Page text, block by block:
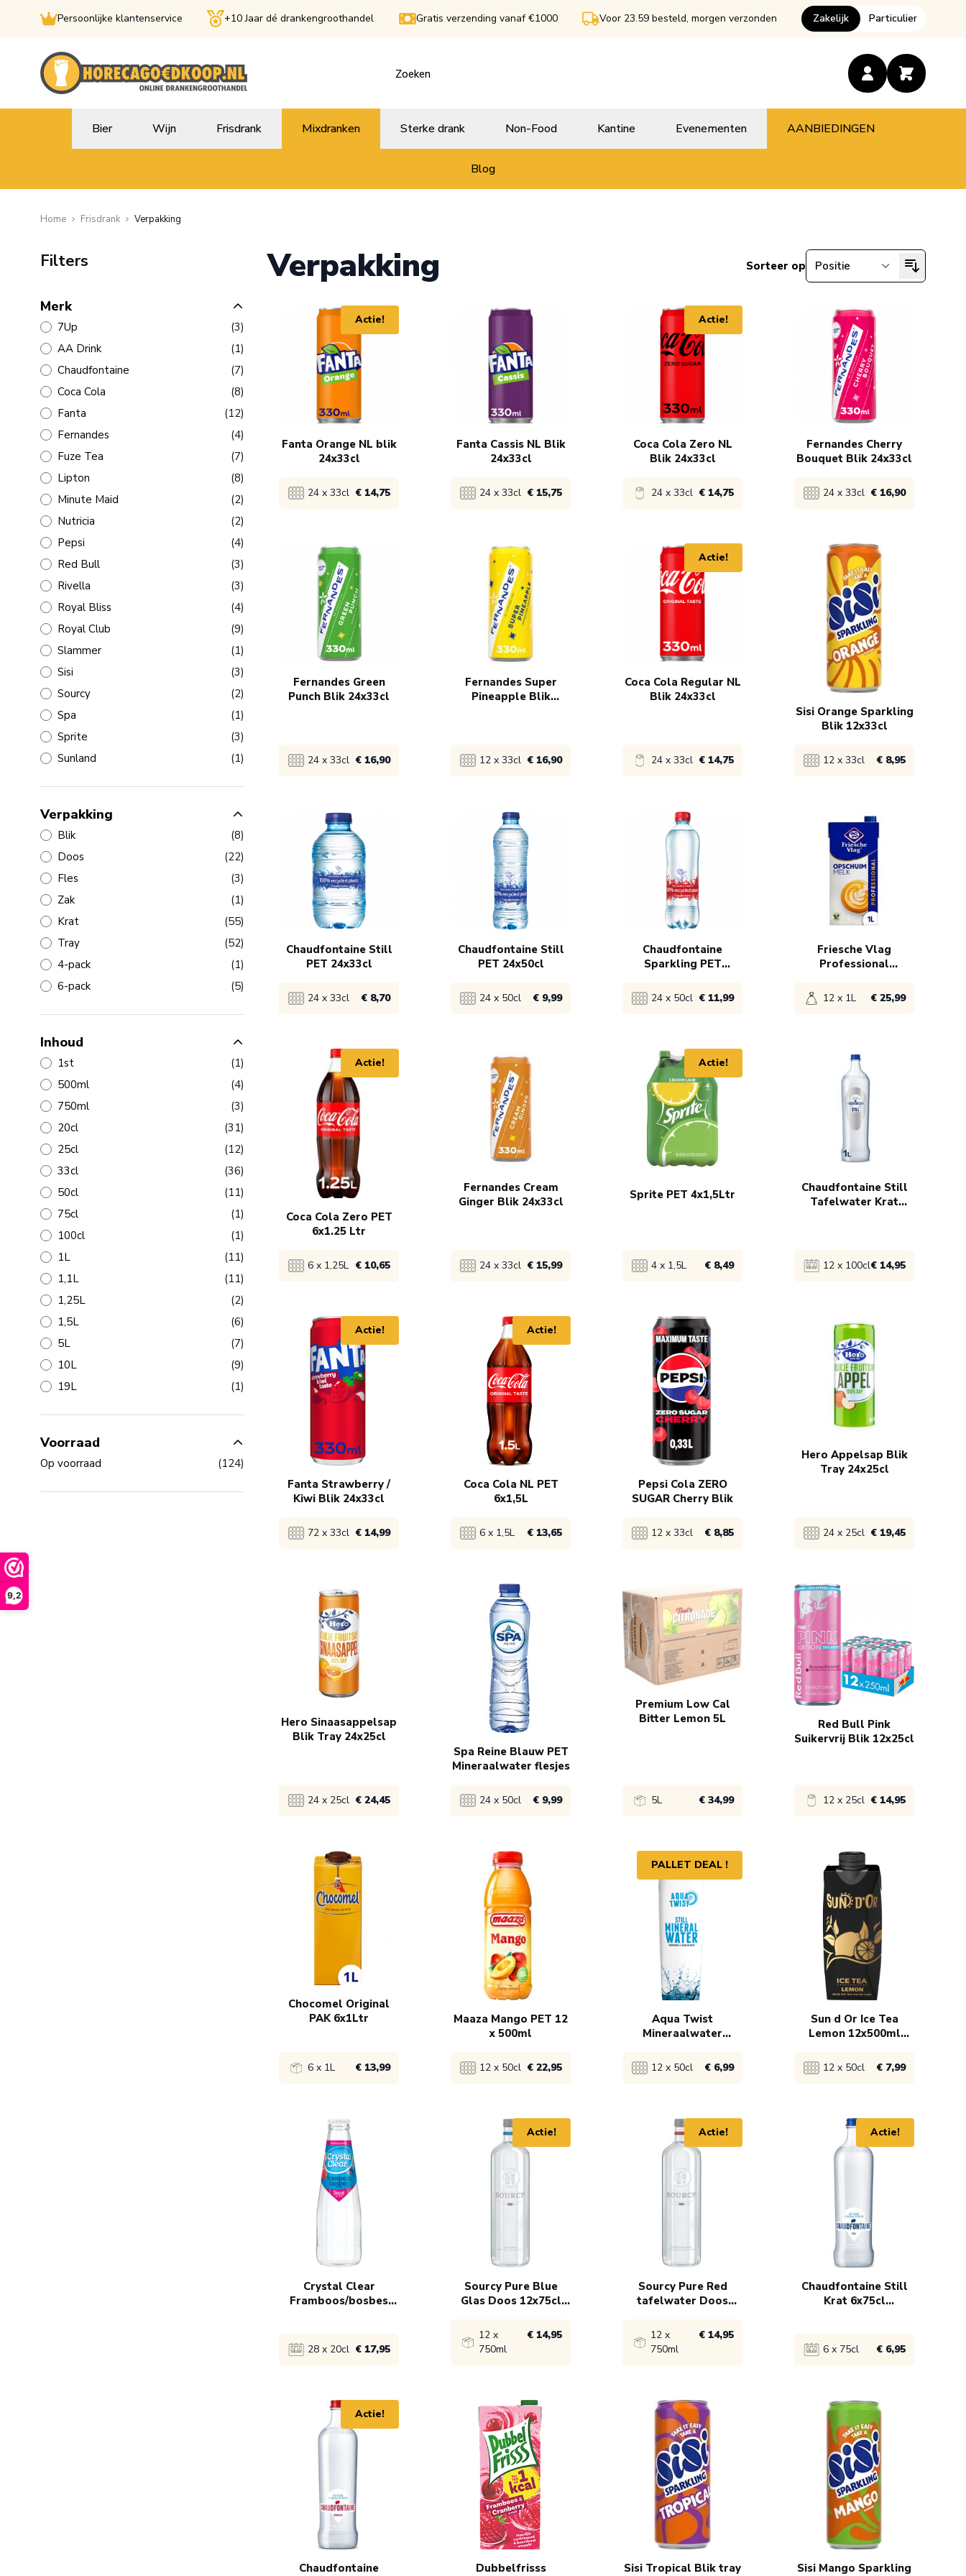
9,2
Persoonlijke klantenservice +10 Jaar dé drankengroothandel Gratis verzending vanaf €1000 Voor 23.59 besteld, morgen verzonden Zakelijk Particulier
Bier Wijn Frisdrank Mixdranken Sterke drank Non-Food Kantine Evenementen AANBIEDINGEN
Blog
Home Frisdrank Verpakking
Filters
Merk
7Up (3)
AA Drink
(1)
Chaudfontaine
(7)
Coca Cola
(8)
Fanta
(12)
Fernandes
(4)
Fuze Tea
(7)
Lipton
(8)
Minute Maid
(2) producten
Nutricia
(2)
Pepsi
(4)
Red Bull
(3)
Rivella
(3)
Royal Bliss
(4)
Royal Club
(9)
Slammer
(1)
Sisi
(3)
Sourcy
(2) producten
Spa
(1)
Sprite
(3)
Sunland
(1)
Verpakking
Blik (8)
Doos
(22)
Fles
(3)
Zak
(1)
Krat
(55)
Tray
(52) producten
4-pack
(1)
6-pack
(5)
Inhoud
1st (1)
500ml
(4)
750ml
(3)
20cl
(31)
25cl
(12)
33cl
(36)
50cl
(11)
75cl
(1)
100cl
(1)
1L
(11) producten
1,1L
(11)
1,25L
(2)
1,5L
(6)
5L
(7)
10L
(9)
19L
(1)
Voorraad
Op voorraad (124)
Verpakking Sorteer op
Actie!
Fanta Orange NL blik
24x33cl
24 x 33cl € 14,75
Bekijk product
€ 16,75
€ 15,75
130x € 14,75
Fanta Cassis NL Blik
24x33cl
24 x 33cl € 15,75
Bekijk product
€ 17,75
€ 16,75
130x € 15,75
Actie!
Coca Cola Zero NL
Blik 24x33cl
24 x 33cl € 14,75
Bekijk product
€ 16,75
130x € 14,75
Fernandes Cherry
Bouquet Blik 24x33cl
24 x 33cl € 16,90
Bekijk product
€ 18,40
€ 17,90
€ 16,90
Fernandes Green
Punch Blik 24x33cl
24 x 33cl € 16,90
Bekijk product
€ 18,40
€ 17,90
130x € 16,90
Fernandes Super
Pineapple Blik
12 x 33cl € 16,90
Bekijk product
€ 18,40
€ 17,90
130x € 16,90
Actie!
Coca Cola Regular NL
Blik 24x33cl
24 x 33cl € 14,75
Bekijk product
€ 16,75
€ 15,75
130x € 14,75
Sisi Orange Sparkling
Blik 12x33cl
12 x 33cl € 8,95
Bekijk product
€ 9,95
€ 8,95
Chaudfontaine Still
PET 24x33cl
24 x 33cl € 8,70
Bekijk product
€ 9,99
€ 9,49
€ 8,70
Chaudfontaine Still
PET 24x50cl
24 x 50cl € 9,99
€ 10,99
€ 10,79
72x € 9,99
Chaudfontaine
Sparkling PET
24 x 50cl € 11,99
Bekijk product
€ 12,99
€ 12,49
Friesche Vlag
Professional
12x1Ltr
12 x 1L € 25,99
Bekijk product
€ 25,99
Actie!
Coca Cola Zero PET
6x1.25 Ltr
6 x 1,25L € 10,65
Bekijk product
€ 11,65
€ 10,65
Fernandes Cream
Ginger Blik 24x33cl
24 x 33cl € 15,99
Bekijk product
€ 18,40
€ 17,90
€ 15,99
Actie!
Sprite PET 4x1,5Ltr
4 x 1,5L € 8,49
Bekijk product
€ 9,49
€ 8,49
Chaudfontaine Still
Tafelwater Krat
12 x 100cl€ 14,95
€ 14,95
Actie!
Fanta Strawberry /
Kiwi Blik 24x33cl
72 x 33cl € 14,99
Bekijk product
€ 14,99
Actie!
Coca Cola NL PET
6x1,5L
6 x 1,5L € 13,65
Bekijk product
€ 13,65
Pepsi Cola ZERO
SUGAR Cherry Blik
12 x 33cl € 8,85
1x € 9,85
5x € 8,85
Hero Appelsap Blik
Tray 24x25cl
24 x 25cl € 19,45
Bekijk product
1x € 19,95
5x € 19,45
Hero Sinaasappelsap
Blik Tray 24x25cl
24 x 25cl € 24,45
Bekijk product
€ 24,95
Spa Reine Blauw PET
Mineraalwater flesjes
24 x 50cl € 9,99
Bekijk product
€ 10,50
€ 9,99
Premium Low Cal
Bitter Lemon 5L
5L € 34,99
Bekijk product
€ 34,99
Red Bull Pink
Suikervrij Blik 12x25cl
12 x 25cl € 14,95
Bekijk product
€ 15,49
€ 14,95
Chocomel Original
PAK 6x1Ltr
6 x 1L € 13,99
Bekijk product
€ 15,99
€ 14,99
€ 13,99
Maaza Mango PET 12
x 500ml
12 x 50cl € 22,95
Bekijk product
PALLET DEAL !
Aqua Twist
Mineraalwater
12 x 50cl € 6,99
Bekijk product
€ 6,99
Sun d Or Ice Tea
Lemon 12x500ml
12 x 50cl € 7,99
Bekijk product
€ 7,99
Crystal Clear
Framboos/bosbes
28 x 20cl € 17,95
Bekijk product
Actie!
Sourcy Pure Blue
Glas Doos 12x75cl
12 x
750ml
€ 14,95
Bekijk product
€ 14,95
Actie!
Sourcy Pure Red
tafelwater Doos
12 x
750ml
€ 14,95
Bekijk product
€ 14,95
Actie!
Chaudfontaine Still
Krat 6x75cl
6 x 75cl € 6,95
Bekijk product
€ 6,95
Actie!
Chaudfontaine
Dubbelfrisss
Sisi Tropical Blik tray
Sisi Mango Sparkling